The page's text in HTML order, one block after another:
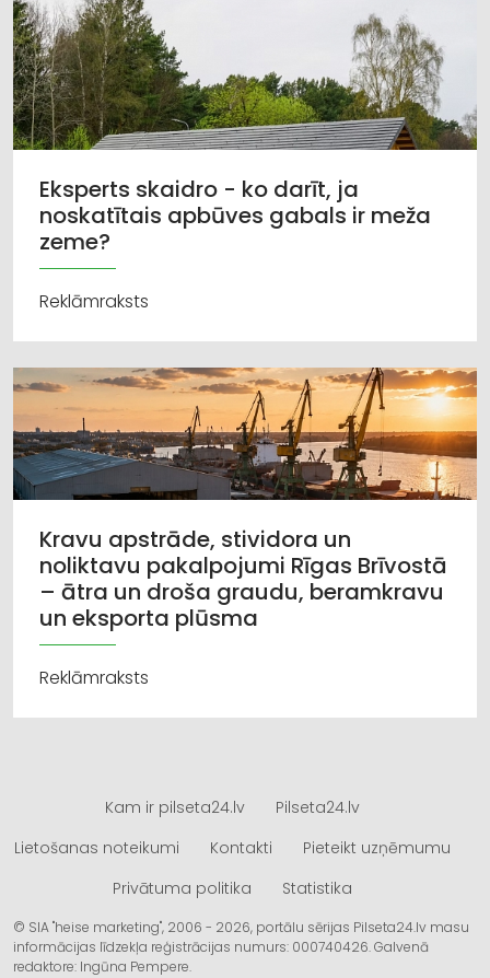
Eksperts skaidro - ko darīt, ja
noskatītais apbūves gabals ir meža
zeme?
Reklāmraksts
Kravu apstrāde, stividora un
noliktavu pakalpojumi Rīgas Brīvostā
– ātra un droša graudu, beramkravu
un eksporta plūsma
Reklāmraksts
Kam ir pilseta24.lv
Pilseta24.lv
Lietošanas noteikumi
Kontakti
Pieteikt uzņēmumu
Privātuma politika
Statistika
© SIA "heise marketing", 2006 - 2026, portālu sērijas Pilseta24.lv masu
informācijas līdzekļa reģistrācijas numurs: 000740426. Galvenā
redaktore: Ingūna Pempere.